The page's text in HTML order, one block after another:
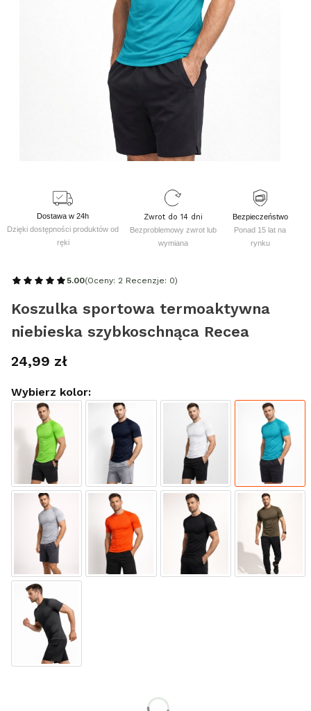
Dostawa w 24h
Dzięki dostępności produktów od
ręki
Zwrot do 14 dni
Bezproblemowy zwrot lub
wymiana
Bezpieczeństwo
Ponad 15 lat na
rynku
5.00(Oceny: 2 Recenzje: 0)
Koszulka sportowa termoaktywna
niebieska szybkoschnąca Recea
Cena
24,99 zł
Wybierz kolor: